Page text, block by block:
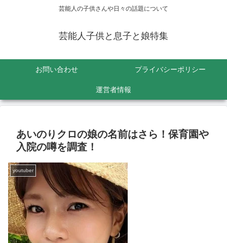
芸能人の子供さんや日々の話題について
芸能人子供と息子と娘特集
お問い合わせ プライバシーポリシー
運営者情報
あいのりクロの娘の名前はさら！保育園や
入院の噂を調査！
youtuber